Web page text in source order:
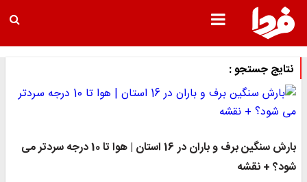
نتایج جستجو :
بارش سنگین برف و باران در 16 استان | هوا تا 10 درجه سردتر می
شود؟ + نقشه